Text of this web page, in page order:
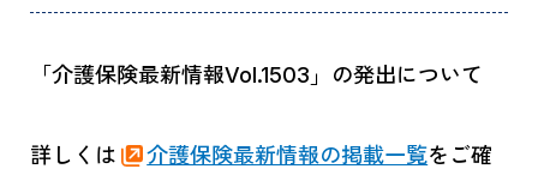
「介護保険最新情報Vol.1503」の発出について
詳しくは 介護保険最新情報の掲載一覧をご確